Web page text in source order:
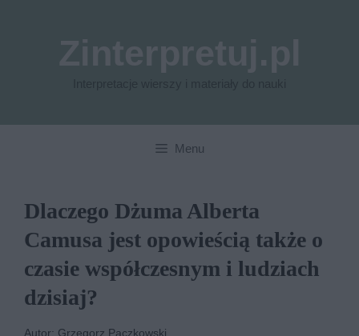
Menu
Dlaczego Dżuma Alberta
Camusa jest opowieścią także o
czasie współczesnym i ludziach
dzisiaj?
Autor: Grzegorz Paczkowski